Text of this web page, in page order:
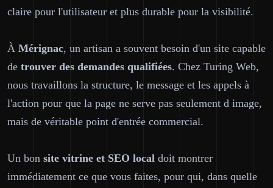
claire pour l'utilisateur et plus durable pour la visibilité.
À Mérignac, un artisan a souvent besoin d'un site capable
de trouver des demandes qualifiées. Chez Turing Web,
nous travaillons la structure, le message et les appels à
l'action pour que la page ne serve pas seulement d image,
mais de véritable point d'entrée commercial.
Un bon site vitrine et SEO local doit montrer
immédiatement ce que vous faites, pour qui, dans quelle